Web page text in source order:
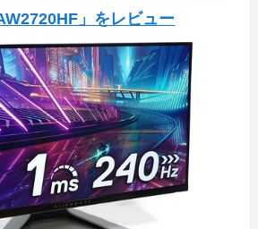
」をレビュー